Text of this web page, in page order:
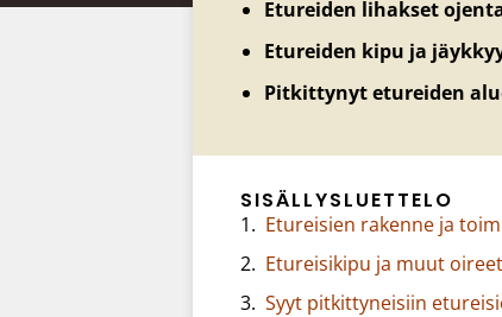
Etureiden lihakset
Etureiden kipu ja
Pitkittynyt etureiden
SISÄLLYSLUETTELO
Etureisien rakenne ja
Etureisikipu ja muut oireet
Syyt pitkittyneisiin